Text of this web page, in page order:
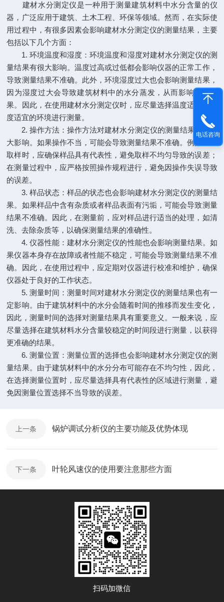
建材水分测定仪是一种用于测量建筑材料中水分含量的仪
器，广泛应用于建筑、土木工程、环保等领域。然而，在实际使
用过程中，有很多因素会影响建材水分测定仪的测量结果，主要
包括以下几个方面：
1. 环境温度和湿度：环境温度和湿度对建材水分测定仪的测
量结果有很大影响。温度过高或过低都会影响仪器的正常工作，
导致测量结果不准确。此外，环境湿度过大也会影响测量结果，
因为湿度过大会导致建筑材料中的水分蒸发，从而影响测量结
果。因此，在使用建材水分测定仪时，应尽量选择温度适中、湿
度适宜的环境进行测量。
2. 操作方法：操作方法对建材水分测定仪的测量结果也有很
大影响。如果操作不当，可能会导致测量结果不准确。例如，在
取样时，应确保样品具有代表性，避免取样不均匀导致的误差；
在测量过程中，应严格按照操作规程进行，避免因操作失误导致
的误差。
3. 样品状态：样品的状态也会影响建材水分测定仪的测量结
果。如果样品中含有杂质或者样品表面有污垢，可能会导致测量
结果不准确。因此，在测量前，应对样品进行适当的处理，如清
洗、去除杂质等，以确保测量结果的准确性。
4. 仪器性能：建材水分测定仪的性能也会影响测量结果。如
果仪器本身存在故障或者性能不稳定，可能会导致测量结果不准
确。因此，在使用过程中，应定期对仪器进行校准和维护，确保
仪器处于良好的工作状态。
5. 测量时间：测量时间对建材水分测定仪的测量结果也有一
定影响。由于建筑材料中的水分会随着时间的推移而发生变化，
因此，测量时间的选择对测量结果具有重要意义。一般来说，应
尽量选择在建筑材料水分含量较稳定的时间段进行测量，以获得
更准确的结果。
6. 测量位置：测量位置的选择也会影响建材水分测定仪的测
量结果。由于建筑材料中的水分分布可能存在不均匀性，因此，
在选择测量位置时，应尽量选择具有代表性的区域进行测量，避
免因测量位置选择不当导致的误差。
上一条 锅炉调试分析仪的主要功能及优势体现
下一条 叶轮风速仪的使用要注意那些方面
扫码加微信
电话咨询